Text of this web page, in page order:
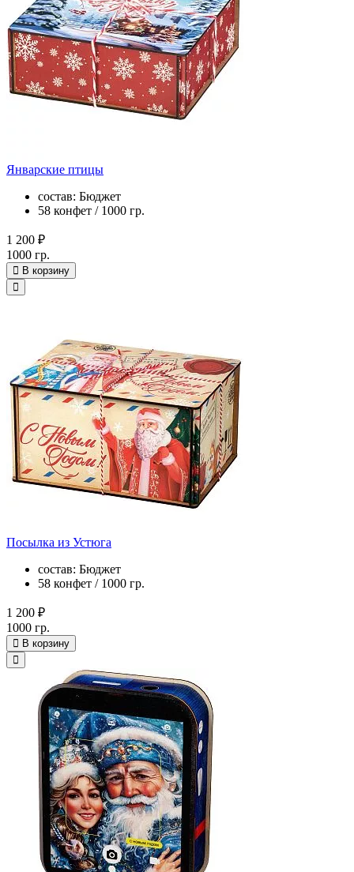
Январские птицы
состав: Бюджет
58 конфет / 1000 гр.
1 200 ₽
1000 гр.
В корзину
Посылка из Устюга
состав: Бюджет
58 конфет / 1000 гр.
1 200 ₽
1000 гр.
В корзину